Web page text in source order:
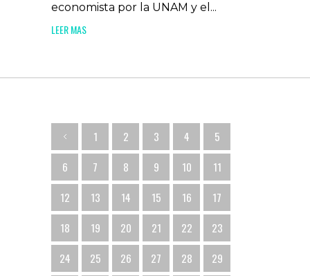
economista por la UNAM y el...
LEER MAS
1 2 3 4
5
6
7 8 9 10
11
12
13 14 15 16
17
18
19 20 21 22
23
24
25 26 27 28
29